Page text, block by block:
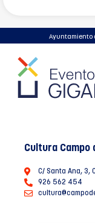
Ayuntamiento
Cultura Campo
C/ Santa Ana, 3,
926 562 454